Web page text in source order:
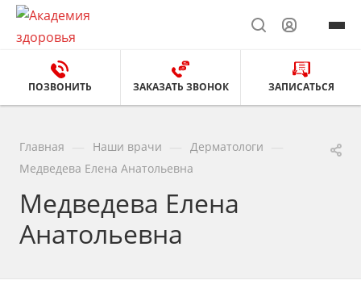
ПОЗВОНИТЬ ЗАКАЗАТЬ ЗВОНОК ЗАПИСАТЬСЯ
Главная Наши врачи Дерматологи
Медведева Елена Анатольевна
Медведева Елена
Анатольевна